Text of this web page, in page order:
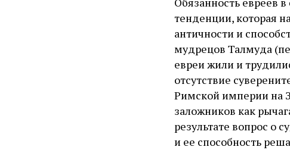
тенденции, которая
античности и
мудрецов Талмуда
евреи жили и
отсутствие
Римской империи на
заложников как
результате вопрос о
и ее способность